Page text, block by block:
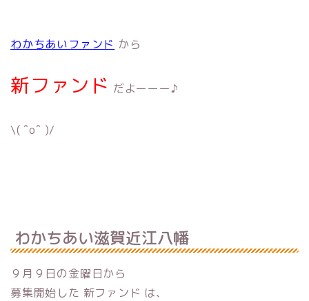
わかちあいファンド から
新ファンド だよーーー♪
\( ˆoˆ )/
わかちあい滋賀近江八幡
９月９日の金曜日から
募集開始した 新ファンド は、